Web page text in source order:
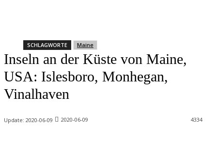
SCHLAGWORTE Maine
Inseln an der Küste von Maine,
USA: Islesboro, Monhegan,
Vinalhaven
Update: 2020-06-09 2020-06-09 4334